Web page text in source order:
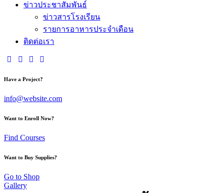
ข่าวประชาสัมพันธ์
ข่าวสารโรงเรียน
รายการอาหารประจำเดือน
ติดต่อเรา
Have a Project?
info@website.com
Want to Enroll Now?
Find Courses
Want to Buy Supplies?
Go to Shop
Gallery